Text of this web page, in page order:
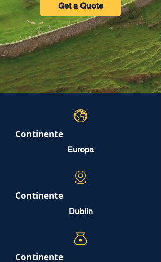
Get a Quote
Continente
Europa
Continente
Dublín
Continente